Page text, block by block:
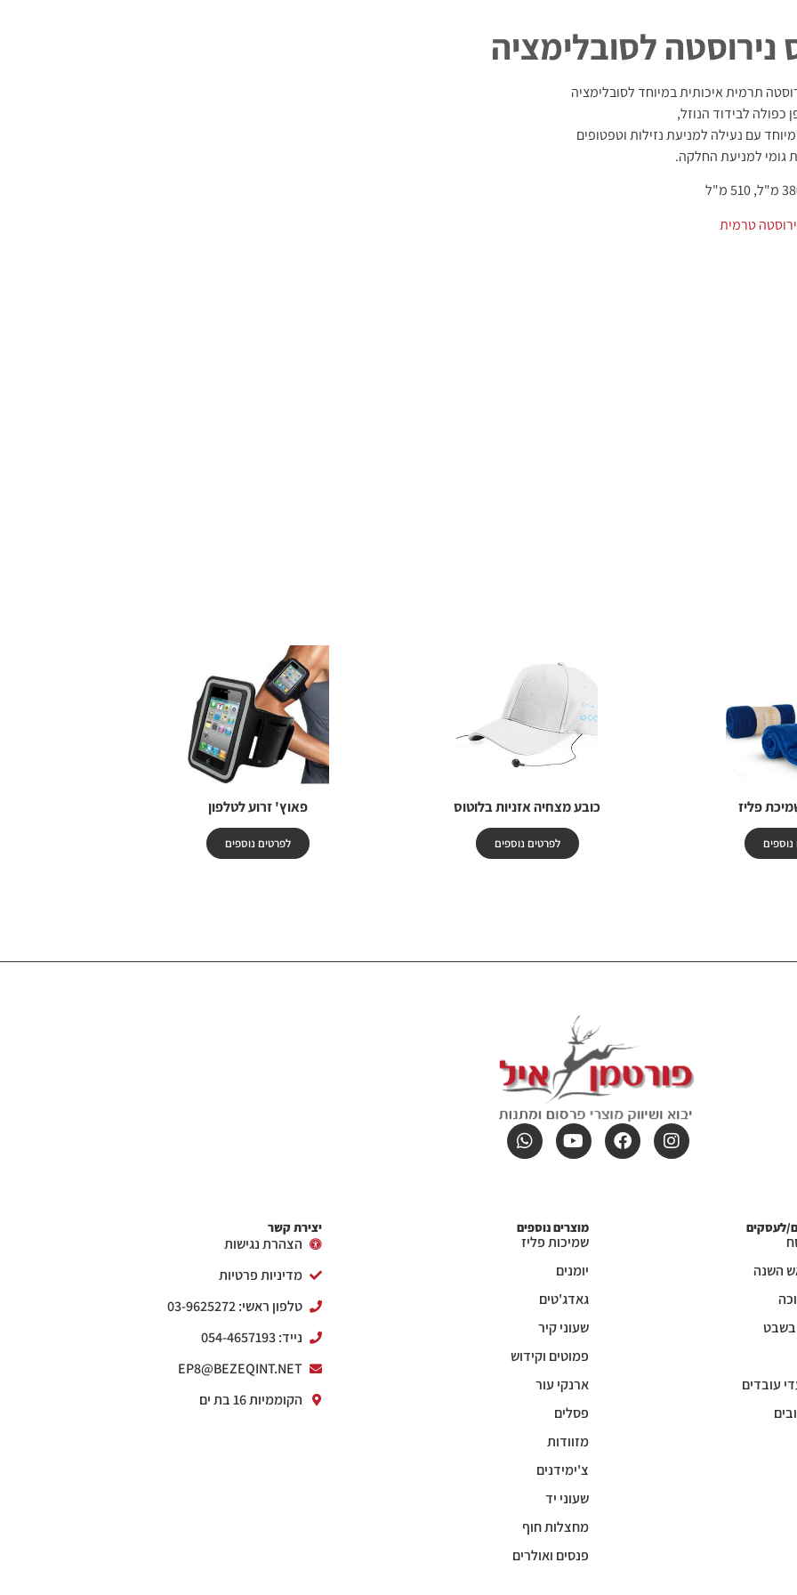
נירוסטה לסובלימציה
תרמית איכותית במיוחד לסובלימציה
כפולה לבידוד הנוזל,
עם נעילה למניעת נזילות וטפטופים
גומי למניעת החלקה.
טרמית
פליז כובע מצחיה אזניות בלוטוס
לפרטים נוספים
פאוץ' זרוע לטלפון
לפרטים נוספים
לעסקים
השנה
בשבט
עובדים
מוצרים נוספים
שמיכות פליז
יומנים
גאדג'טים
שעוני קיר
פמוטים וקידוש
ארנקי עור
פסלים
מזוודות
צ'ימידנים
שעוני יד
מחצלות חוף
פנסים ואולרים
יצירת קשר
הצהרת נגישות
מדיניות פרטיות
טלפון ראשי: 03-9625272
נייד: 054-4657193
EP8@BEZEQINT.NET
הקוממיות 16 בת ים